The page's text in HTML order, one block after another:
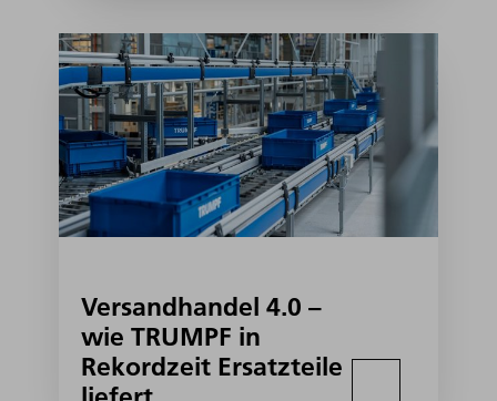
Versandhandel 4.0 –
wie TRUMPF in
Rekordzeit Ersatzteile